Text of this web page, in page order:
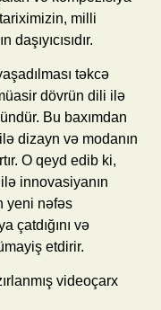
milli
təkcə
dövrün dili ilə
Bu baxımdan
dizayn və modanın
O qeyd edib ki,
innovasiyanın
yeni nəfəs
çatdığını və
etdirir.
videoçarx